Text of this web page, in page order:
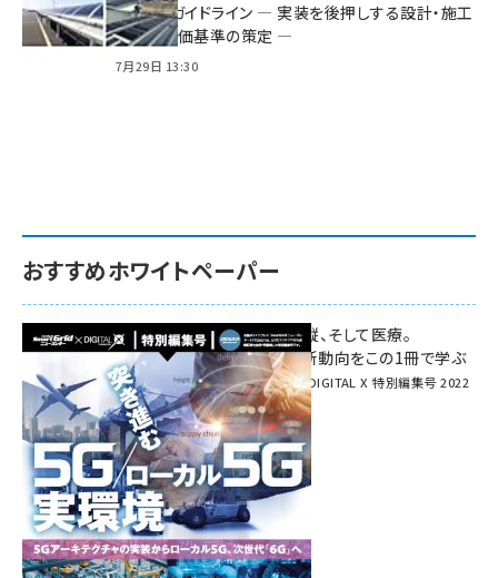
る2つのガイドライン ― 実装を後押しする設計・施工
方針と評価基準の策定 ―
7月29日 13:30
おすすめホワイトペーパー
環境対策、建機の遠隔操縦、そして医療。
次世代通信規格「5G」最新動向をこの1冊で学ぶ
SmartGrid ニューズレター × DIGITAL X 特別編集号 2022
Summer